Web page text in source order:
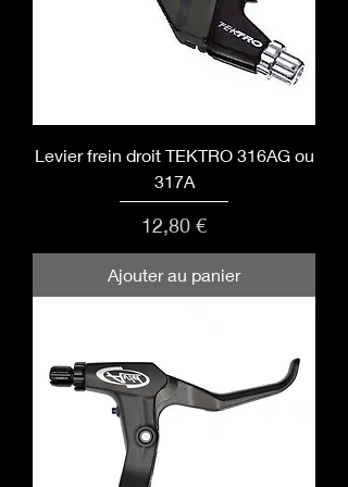
Levier frein droit TEKTRO 316AG ou
317A
Prix
12,80 €
Ajouter au panier